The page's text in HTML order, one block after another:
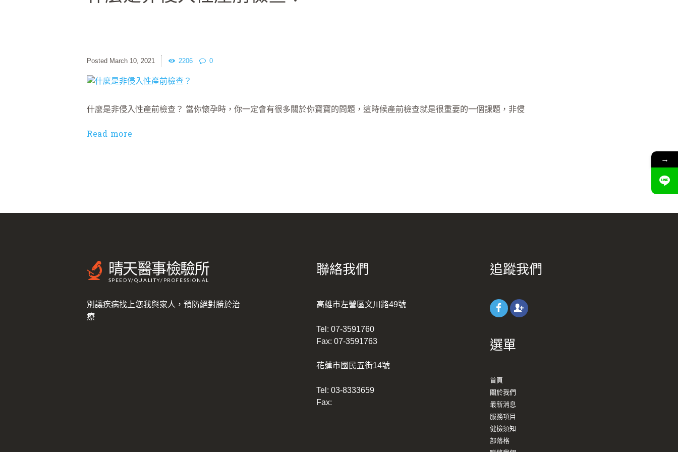
March 10, 2021 2206 0
什麼是非侵入性產前檢查？ 當你懷孕時，你一定會有很多關於你寶寶的問題，這時候產前檢查就是很重要的一個課題，非侵
Read more
晴天醫事檢驗所
SPEEDY/QUALITY/PROFESSIONAL
別讓疾病找上您我與家人，預防絕對勝於治
療
聯絡我們
高雄市左營區文川路49號
Tel:07-3591760
Fax: 07-3591763
花蓮市國民五街14號
Tel:03-8333659
Fax:
追蹤我們
選單
首頁
關於我們
最新消息
服務項目
健檢須知
部落格
→